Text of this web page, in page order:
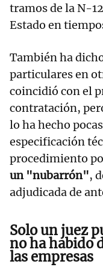
tramos de la N-
Estado en
También ha
particulares en
coincidió con el
contratación,
lo ha hecho
especificación
procedimiento
un "nubarrón",
adjudicada de
Solo un juez
no ha habido
las empresas